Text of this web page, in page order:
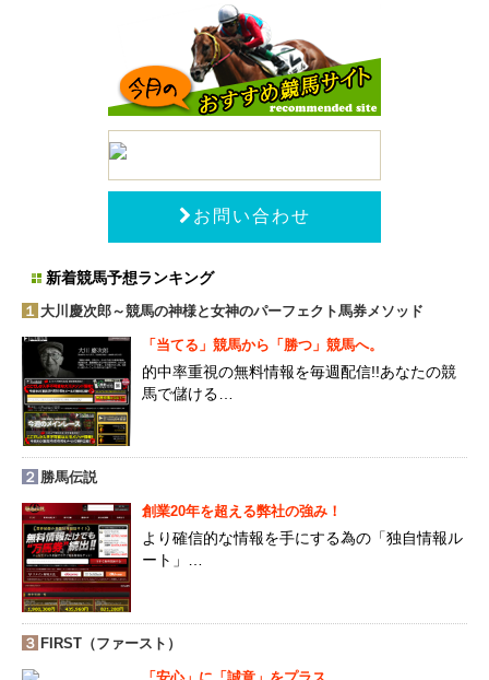
お問い合わせ
新着競馬予想ランキング
１ 大川慶次郎～競馬の神様と女神のパーフェクト馬券メソッド
「当てる」競馬から「勝つ」競馬へ。
的中率重視の無料情報を毎週配信!!あなたの競
馬で儲ける…
２ 勝馬伝説
創業20年を超える弊社の強み！
より確信的な情報を手にする為の「独自情報ル
ート」…
３ FIRST（ファースト）